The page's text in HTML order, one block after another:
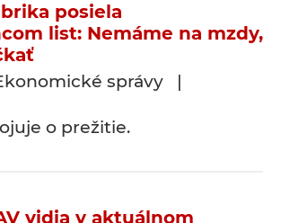
posiela
list: Nemáme na mzdy,
správy |
o prežitie.
vidia v aktuálnom